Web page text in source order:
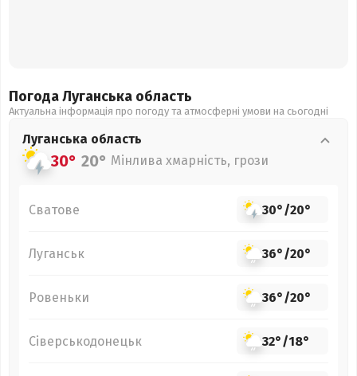
Погода Луганська область
Актуальна інформація про погоду та атмосферні умови на сьогодні
Луганська область
30° 20° Мінлива хмарність, грози
Сватове 30°/20°
Луганськ 36°/20°
Ровеньки 36°/20°
Сіверськодонецьк 32°/18°